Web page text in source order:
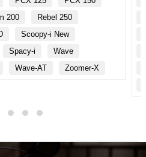
200
Rebel 250
Scoopy-i New
Spacy-i
Wave
Wave-AT Zoomer-X